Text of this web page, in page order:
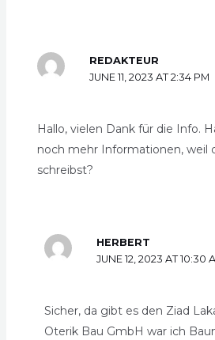
REDAKTEUR
JUNE 11, 2023 AT 2:34 PM
Hallo, vielen Dank für die Info.
noch mehr Informationen, weil
schreibst?
HERBERT
JUNE 12, 2023 AT 10:30
Sicher, da gibt es den Ziad
Oterik Bau GmbH war ich